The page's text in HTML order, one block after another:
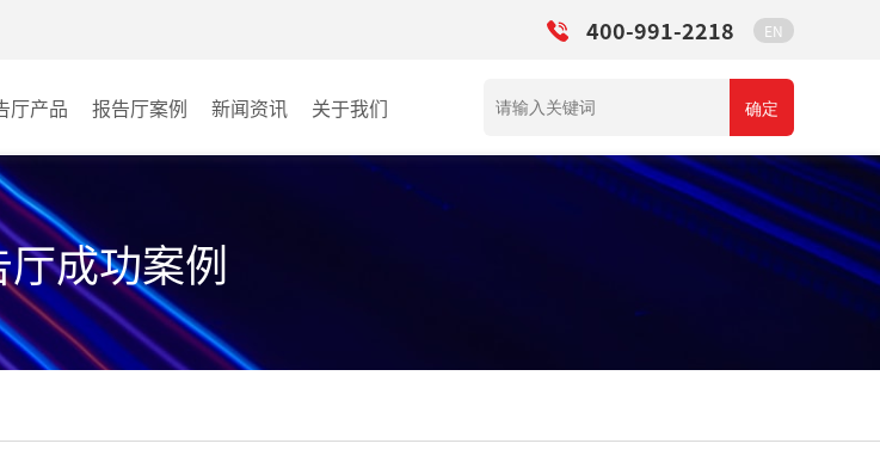
400-991-2218 EN
厅产品
视频会议系统
慧会议平板
视频会议配件
慧会议平板itchub
报告厅案例
文体场馆
教育
医疗
新闻资讯 关于我们 确定
成功案例